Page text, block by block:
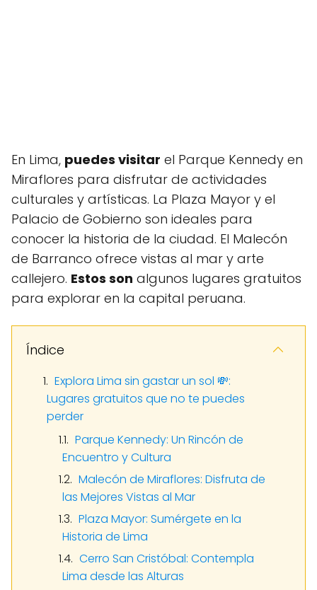
En Lima, puedes visitar el Parque Kennedy en
Miraflores para disfrutar de actividades
culturales y artísticas. La Plaza Mayor y el
Palacio de Gobierno son ideales para
conocer la historia de la ciudad. El Malecón
de Barranco ofrece vistas al mar y arte
callejero. Estos son algunos lugares gratuitos
para explorar en la capital peruana.
Índice
Explora Lima sin gastar un sol 💸:
Lugares gratuitos que no te puedes
perder
Parque Kennedy: Un Rincón de
Encuentro y Cultura
Malecón de Miraflores: Disfruta de
las Mejores Vistas al Mar
Plaza Mayor: Sumérgete en la
Historia de Lima
Cerro San Cristóbal: Contempla
Lima desde las Alturas